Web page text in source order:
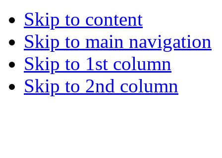
Skip to content
Skip to main navigation
Skip to 1st column
Skip to 2nd column